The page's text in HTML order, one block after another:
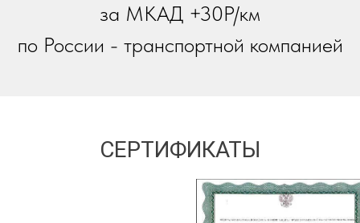
за МКАД +30Р/км
по России - транспортной компанией
СЕРТИФИКАТЫ